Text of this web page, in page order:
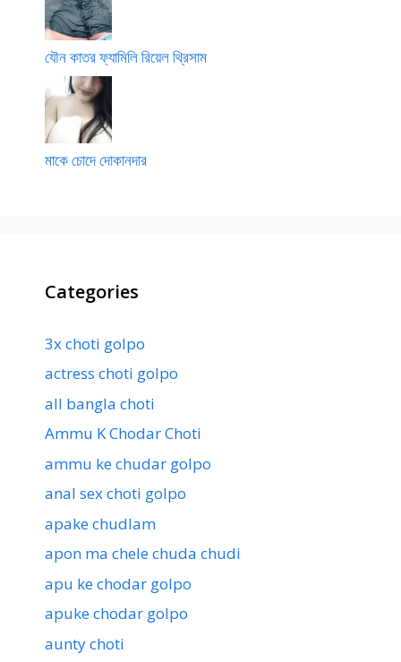
যৌন কাতর ফ্যামিলি রিয়েল থ্রিসাম
মাকে চোদে দোকানদার
Categories
3x choti golpo
actress choti golpo
all bangla choti
Ammu K Chodar Choti
ammu ke chudar golpo
anal sex choti golpo
apake chudlam
apon ma chele chuda chudi
apu ke chodar golpo
apuke chodar golpo
aunty choti